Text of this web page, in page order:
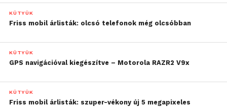
KÜTYÜK
Friss mobil árlisták: olcsó telefonok még olcsóbban
KÜTYÜK
GPS navigációval kiegészítve – Motorola RAZR2 V9x
KÜTYÜK
Friss mobil árlisták: szuper-vékony új 5 megapixeles